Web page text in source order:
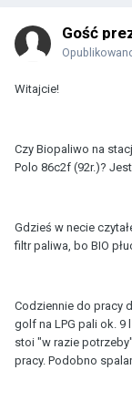
Gość
Witajcie!
Czy Biopaliwo na
Polo 86c2f (92r.)?
Gdzieś w necie
filtr paliwa, bo BIO
Codziennie do pracy
golf na LPG pali ok. 9
stoi "w razie
pracy. Podobno